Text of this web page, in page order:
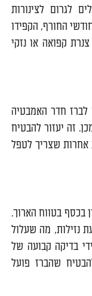
לגרום לצינורות
החורף, הקפידו
קפואה או נזקי
לברז חדר האמבטיה
זה יעזור להבטיח
אחרות שצריך לטפל
בכסף בטווח הארוך.
נזילות, מה שעלול
בדיקה קבועה של
שהברז פועל